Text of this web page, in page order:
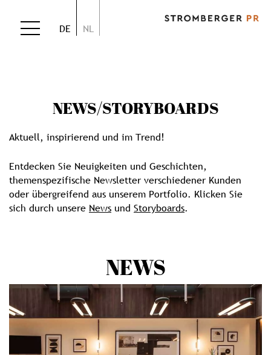
DE NL
NEWS/STORYBOARDS
Aktuell, inspirierend und im Trend!
Entdecken Sie Neuigkeiten und Geschichten,
themenspezifische Newsletter verschiedener Kunden
oder übergreifend aus unserem Portfolio. Klicken Sie
sich durch unsere News und Storyboards.
NEWS